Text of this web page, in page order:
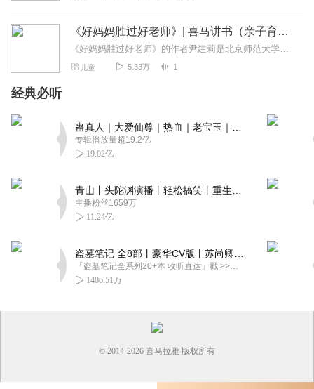
《好妈妈胜过好老师》| 喜马讲书（亲子育儿）
《好妈妈胜过好老师》的作者尹建莉是北京师范大学的教育学硕士，她当过多年教师，有着丰富的教学经验。同时，她还从事家庭教育研究和咨询工作，对家庭教育和儿童心理有着深...
儿童 5.33万 1
经典必听
专辑播放量超19.2亿
19.02亿
主播粉丝1659万
11.24亿
「盗墓笔记全系列20+本 收听直达」戳 >>改编自南派三叔同名作品，腾讯音乐娱乐集团出品，冠声文化制作，...
1406.51万
© 2014-2026 喜马拉雅 版权所有